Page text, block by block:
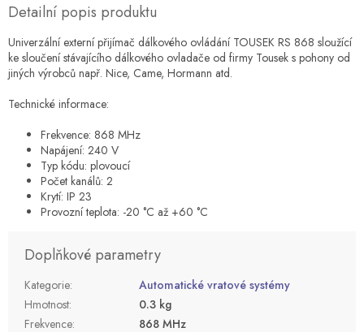
Detailní popis produktu
Univerzální externí přijímač dálkového ovládání TOUSEK RS 868 sloužící
ke sloučení stávajícího dálkového ovladače od firmy Tousek s pohony od
jiných výrobců např. Nice, Came, Hormann atd.
Technické informace:
Frekvence: 868 MHz
Napájení: 240 V
Typ kódu: plovoucí
Počet kanálů: 2
Krytí: IP 23
Provozní teplota: -20 °C až +60 °C
Doplňkové parametry
Kategorie:
Automatické vratové systémy
Hmotnost:
0.3 kg
Frekvence:
868 MHz